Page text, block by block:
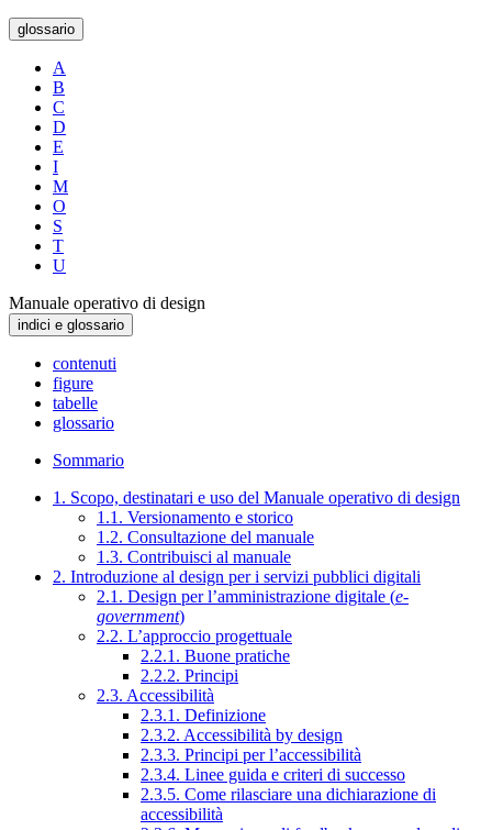
glossario
A
B
C
D
E
I
M
O
S
T
U
Manuale operativo di design
indici e glossario
contenuti
figure
tabelle
glossario
Sommario
1. Scopo, destinatari e uso del Manuale operativo di design
1.1. Versionamento e storico
1.2. Consultazione del manuale
1.3. Contribuisci al manuale
2. Introduzione al design per i servizi pubblici digitali
2.1. Design per l’amministrazione digitale (e-
government)
2.2. L’approccio progettuale
2.2.1. Buone pratiche
2.2.2. Principi
2.3. Accessibilità
2.3.1. Definizione
2.3.2. Accessibilità by design
2.3.3. Principi per l’accessibilità
2.3.4. Linee guida e criteri di successo
2.3.5. Come rilasciare una dichiarazione di
accessibilità